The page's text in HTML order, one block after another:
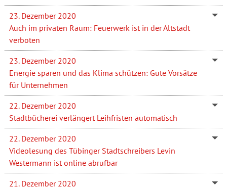
23. Dezember 2020
Auch im privaten Raum: Feuerwerk ist in der Altstadt
verboten
23. Dezember 2020
Energie sparen und das Klima schützen: Gute Vorsätze
für Unternehmen
22. Dezember 2020
Stadtbücherei verlängert Leihfristen automatisch
22. Dezember 2020
Videolesung des Tübinger Stadtschreibers Levin
Westermann ist online abrufbar
21. Dezember 2020